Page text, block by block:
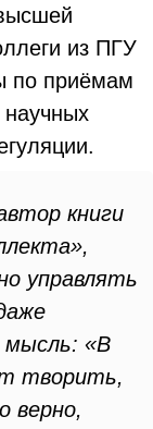
из ПГУ
по приёмам
книги
управлять
мысль: «В
творить,
верно,